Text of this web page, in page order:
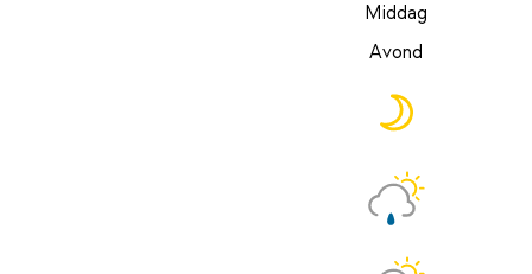
Middag
Avond